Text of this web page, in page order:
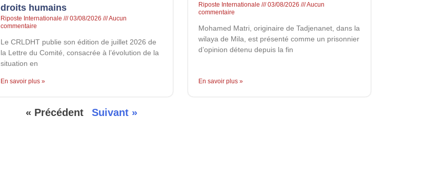
droits humains
Riposte Internationale 03/08/2026
Aucun
commentaire
Le CRLDHT publie son édition de juillet 2026 de
la Lettre du Comité, consacrée à l’évolution de la
situation en
En savoir plus »
Riposte Internationale 03/08/2026
Aucun
commentaire
Mohamed Matri, originaire de Tadjenanet, dans la
wilaya de Mila, est présenté comme un prisonnier
d’opinion détenu depuis la fin
En savoir plus »
« Précédent Suivant »